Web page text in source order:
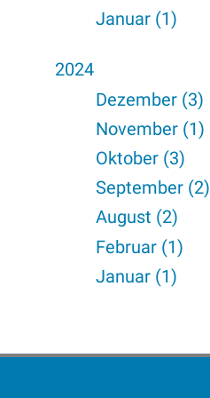
Januar (1)
2024
Dezember (3)
November (1)
Oktober (3)
September (2)
August (2)
Februar (1)
Januar (1)